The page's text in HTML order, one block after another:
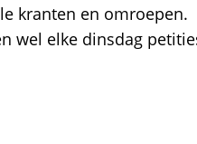
kranten en
wel elke dinsdag